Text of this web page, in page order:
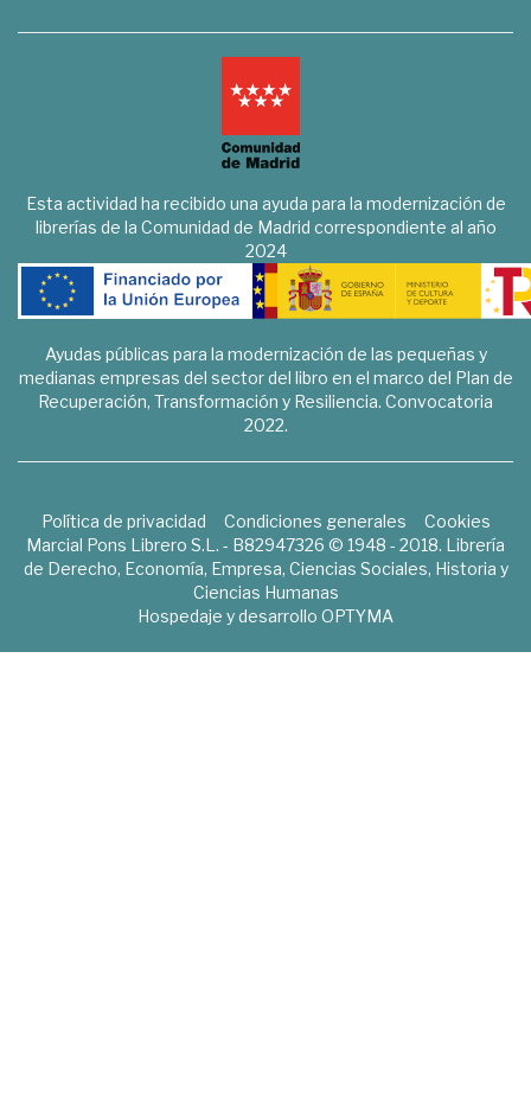
Esta actividad ha recibido una ayuda para la modernización de
librerías de la Comunidad de Madrid correspondiente al año
2024
Ayudas públicas para la modernización de las pequeñas y
medianas empresas del sector del libro en el marco del Plan de
Recuperación, Transformación y Resiliencia. Convocatoria
2022.
Política de privacidad Condiciones generales
Cookies
Marcial Pons Librero S.L. - B82947326 © 1948 - 2018. Librería
de Derecho, Economía, Empresa, Ciencias Sociales, Historia y
Ciencias Humanas
Hospedaje y desarrollo OPTYMA